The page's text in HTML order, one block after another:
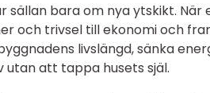
sällan bara om nya ytskikt.
och trivsel till ekonomi och
livslängd, sänka
utan att tappa husets själ.